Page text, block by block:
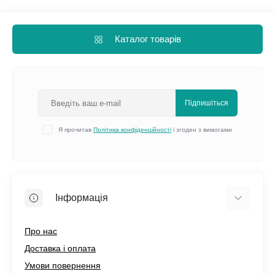
Каталог товарів
Підпишіться
Я прочитав Політика конфіденційності і згоден з вимогами
Інформація
Про нас
Доставка і оплата
Умови повернення